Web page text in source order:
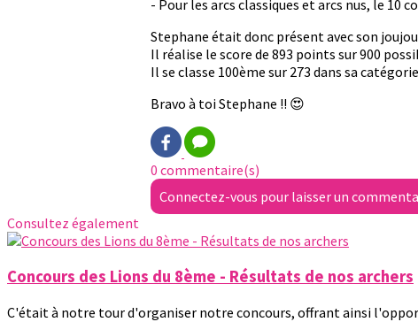
- Pour les arcs classiques et arcs nus, le 10
Stephane était donc présent avec son
Il réalise le score de 893 points sur 900
Il se classe 100ème sur 273 dans sa
Bravo à toi Stephane !! 😍
0 commentaire(s)
Connectez-vous pour laisser un
Consultez également
Concours des Lions du 8ème - Résultats de nos archers
C'était à notre tour d'organiser notre concours, offrant ainsi